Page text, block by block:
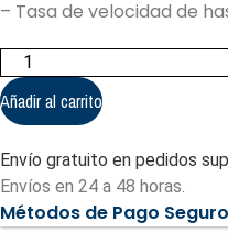
– Tasa de velocidad de
Módulo
transceptor
SFP+
de
Ruijie
Estándar
Ethernet
10GBASE-
SR
(RG-
Añadir al carrito
Envío gratuito en pedidos
Envíos en 24 a 48 horas.
Métodos de Pago Seguro